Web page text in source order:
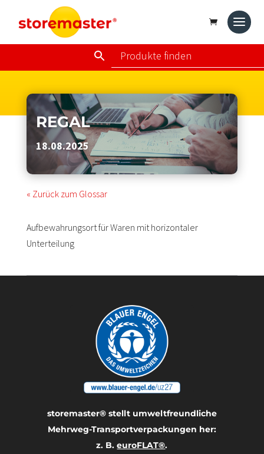
REGAL
18.08.2025
« Zurück zum Glossar
Aufbewahrungsort für Waren mit horizontaler
Unterteilung
storemaster® stellt umwelt­freundliche
Mehrweg-Transport­verpackungen her:
z. B.euroFLAT®.